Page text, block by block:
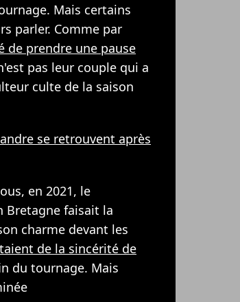
Mais certains
parler. Comme par
de prendre une pause
pas leur couple qui a
culte de la saison
se retrouvent après
en 2021, le
Bretagne faisait la
charme devant les
de la sincérité de
du tournage. Mais